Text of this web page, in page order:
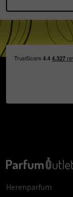
Herenparfum